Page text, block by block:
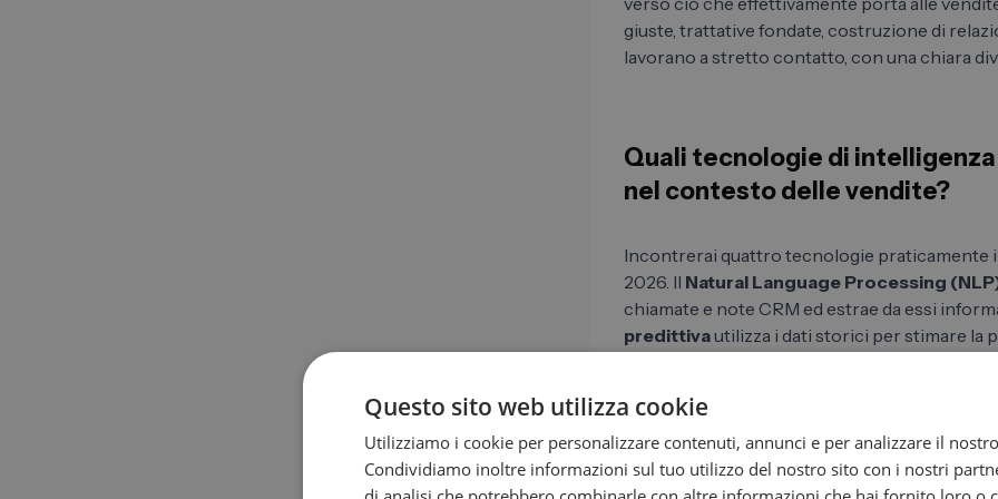
giuste, trattative fondate, costruzione di
lavorano a stretto contatto, con una chiara
Quali tecnologie di
nel contesto delle vendite?
Incontrerai quattro tecnologie praticamente
2026. Il Natural Language Processing
chiamate e note CRM ed estrae da essi
predittivautilizza i dati storici per stimare la
con potenziali clienti, sia come chatbot sul
basato sull'intelligenza artificiale. E l'
script di argomentazione, li adatta
assume così la maggior parte della creazione
Questo sito web utilizza cookie
Utilizziamo i cookie per personalizzare contenuti, annunci e per analizzare il
Condividiamo inoltre informazioni sul tuo utilizzo del nostro sito con i nostri